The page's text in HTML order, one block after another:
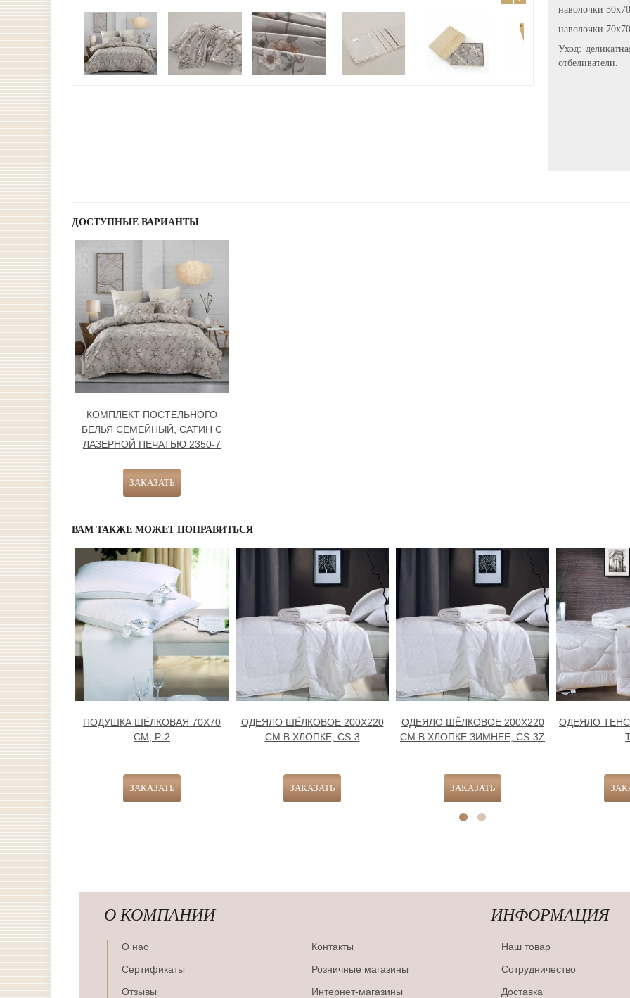
наволочки
наволочки
Уход:
отбеливатели.
ДОСТУПНЫЕ ВАРИАНТЫ
КОМПЛЕКТ ПОСТЕЛЬНОГО
БЕЛЬЯ СЕМЕЙНЫЙ, САТИН С
ЛАЗЕРНОЙ ПЕЧАТЬЮ 2350-7
ВАМ ТАКЖЕ МОЖЕТ ПОНРАВИТЬСЯ
ПОДУШКА ШЁЛКОВАЯ 70Х70
СМ, Р-2
ОДЕЯЛО ШЁЛКОВОЕ 200Х220
СМ В ХЛОПКЕ, CS-3
ОДЕЯЛО ШЁЛКОВОЕ 200Х220
СМ В ХЛОПКЕ ЗИМНЕЕ, CS-3Z
ОДЕЯЛО
О КОМПАНИИ ИНФОРМАЦИЯ
О нас
Сертификаты
Отзывы
Контакты
Розничные магазины
Интернет-магазины
Наш товар
Сотрудничество
Доставка